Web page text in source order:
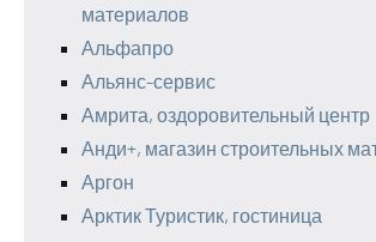
материалов
Альфапро
Альянс-сервис
Амрита, оздоровительный центр
Анди+, магазин строительных
Аргон
Арктик Туристик, гостиница